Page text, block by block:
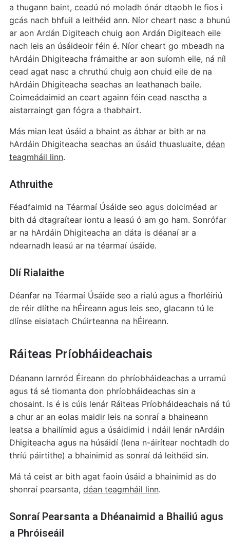
a thugann baint, ceadú nó moladh ónár dtaobh le fios i
gcás nach bhfuil a leithéid ann. Níor cheart nasc a bhunú
ar aon Ardán Digiteach chuig aon Ardán Digiteach eile
nach leis an úsáideoir féin é. Níor cheart go mbeadh na
hArdáin Dhigiteacha frámaithe ar aon suíomh eile, ná níl
cead agat nasc a chruthú chuig aon chuid eile de na
hArdáin Dhigiteacha seachas an leathanach baile.
Coimeádaimid an ceart againn féin cead nasctha a
aistarraingt gan fógra a thabhairt.
Más mian leat úsáid a bhaint as ábhar ar bith ar na
hArdáin Dhigiteacha seachas an úsáid thuasluaite, déan
teagmháil linn.
Athruithe
Féadfaimid na Téarmaí Úsáide seo agus doiciméad ar
bith dá dtagraítear iontu a leasú ó am go ham. Sonrófar
ar na hArdáin Dhigiteacha an dáta is déanaí ar a
ndearnadh leasú ar na téarmaí úsáide.
Dlí Rialaithe
Déanfar na Téarmaí Úsáide seo a rialú agus a fhorléiriú
de réir dlíthe na hÉireann agus leis seo, glacann tú le
dlínse eisiatach Chúirteanna na hÉireann.
Ráiteas Príobháideachais
Déanann Iarnród Éireann do phríobháideachas a urramú
agus tá sé tiomanta don phríobháideachas sin a
chosaint. Is é is cúis lenár Ráiteas Príobháideachais ná tú
a chur ar an eolas maidir leis na sonraí a bhaineann
leatsa a bhailímid agus a úsáidimid i ndáil lenár nArdáin
Dhigiteacha agus na húsáidí (lena n-áirítear nochtadh do
thríú páirtithe) a bhainimid as sonraí dá leithéid sin.
Má tá ceist ar bith agat faoin úsáid a bhainimid as do
shonraí pearsanta, déan teagmháil linn.
Sonraí Pearsanta a Dhéanaimid a Bhailiú agus
a Phróiseáil